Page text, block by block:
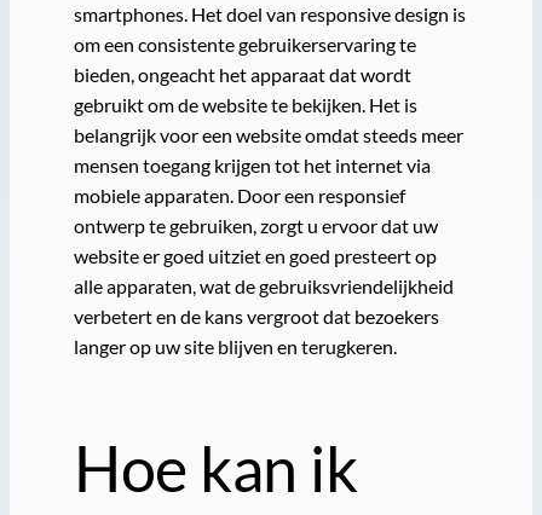
smartphones. Het doel van responsive design is
om een consistente gebruikerservaring te
bieden, ongeacht het apparaat dat wordt
gebruikt om de website te bekijken. Het is
belangrijk voor een website omdat steeds meer
mensen toegang krijgen tot het internet via
mobiele apparaten. Door een responsief
ontwerp te gebruiken, zorgt u ervoor dat uw
website er goed uitziet en goed presteert op
alle apparaten, wat de gebruiksvriendelijkheid
verbetert en de kans vergroot dat bezoekers
langer op uw site blijven en terugkeren.
Hoe kan ik